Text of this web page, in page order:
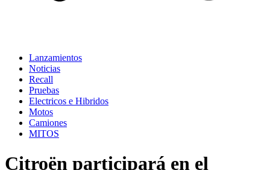
Lanzamientos
Noticias
Recall
Pruebas
Electricos e Hibridos
Motos
Camiones
MITOS
Citroën participará en el